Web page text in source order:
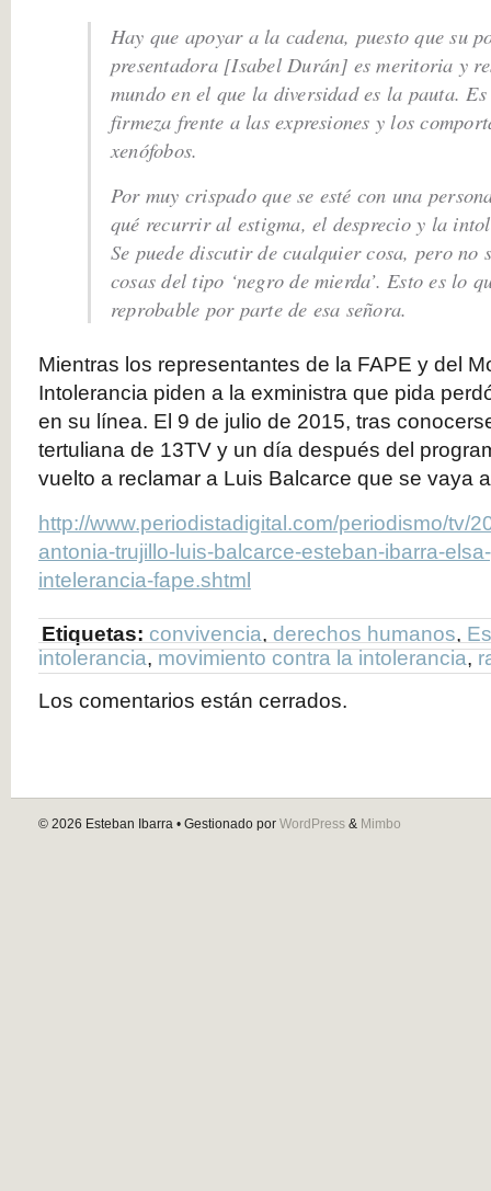
Hay que apoyar a la cadena, puesto que su
presentadora [Isabel Durán] es meritoria y
mundo en el que la diversidad es la pauta.
firmeza frente a las expresiones y los
xenófobos.
Por muy crispado que se esté con una
qué recurrir al estigma, el desprecio y la
Se puede discutir de cualquier cosa, pero no
cosas del tipo ‘negro de mierda’. Esto es lo
reprobable por parte de esa señora.
Mientras los representantes de la FAPE y del
Intolerancia piden a la exministra que pida
en su línea. El 9 de julio de 2015, tras
tertuliana de 13TV y un día después del
vuelto a reclamar a Luis Balcarce que se vaya
http://www.periodistadigital.com/periodismo/tv/
antonia-trujillo-luis-balcarce-esteban-ibarra-
intelerancia-fape.shtml
Etiquetas: convivencia, derechos humanos,
intolerancia, movimiento contra la intolerancia,
Los comentarios están cerrados.
© 2026 Esteban Ibarra • Gestionado por WordPress & Mimbo